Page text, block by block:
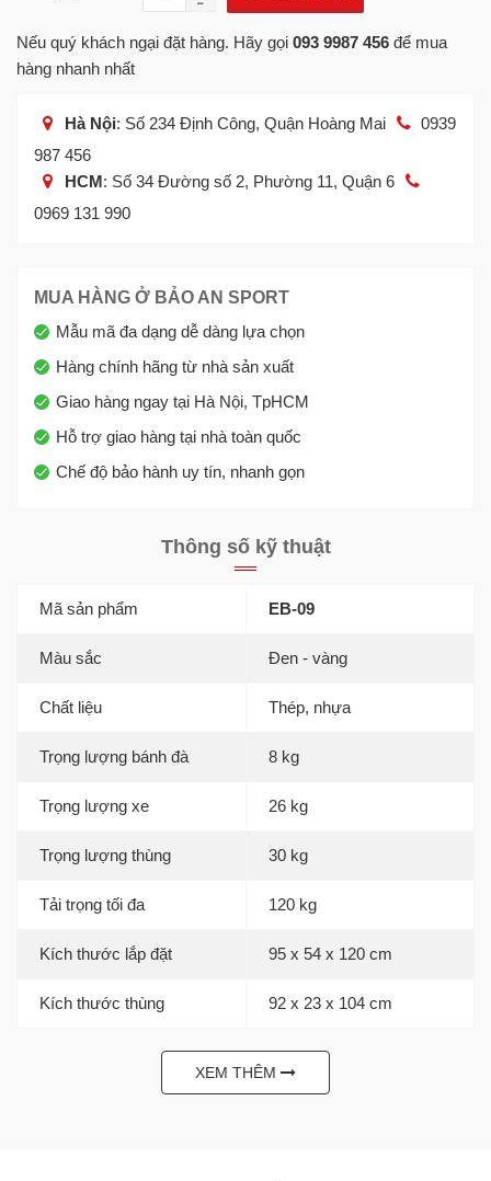
Nếu quý khách ngại đặt hàng. Hãy gọi 093 9987 456 để mua
hàng nhanh nhất
Hà Nội: Số 234 Định Công, Quận Hoàng Mai
0939
987 456
HCM: Số 34 Đường số 2, Phường 11, Quận 6
0969 131 990
MUA HÀNG Ở BẢO AN SPORT
Mẫu mã đa dạng dễ dàng lựa chọn
Hàng chính hãng từ nhà sản xuất
Giao hàng ngay tại Hà Nội, TpHCM
Hỗ trợ giao hàng tại nhà toàn quốc
Chế độ bảo hành uy tín, nhanh gọn
Thông số kỹ thuật
Mã sản phẩm EB-09
Màu sắc Đen - vàng
Chất liệu Thép, nhựa
Trọng lượng bánh đà 8 kg
Trọng lượng xe 26 kg
Trọng lượng thùng 30 kg
Tải trọng tối đa 120 kg
Kích thước lắp đặt 95 x 54 x 120 cm
Kích thước thùng 92 x 23 x 104 cm
XEM THÊM